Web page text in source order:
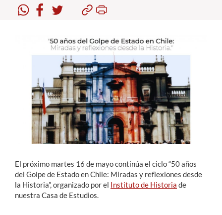
Formación Continua
Estudiantes
Académicos
Funcionarios
Alumni
English
El próximo martes 16 de mayo continúa el ciclo “50 años
del Golpe de Estado en Chile: Miradas y reflexiones desde
la Historia”, organizado por el Instituto de Historia de
nuestra Casa de Estudios.